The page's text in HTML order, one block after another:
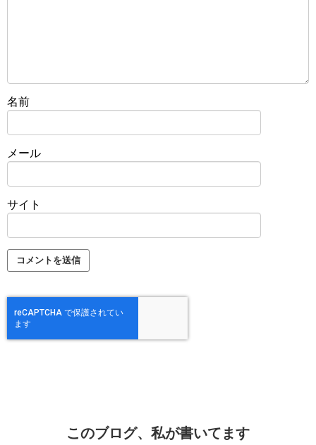
名前
メール
サイト
このブログ、私が書いてます